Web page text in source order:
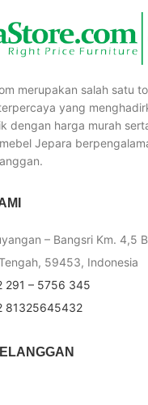
merupakan salah satu
yang
dengan harga murah
Jepara
– Bangsri Km. 4,5
59453, Indonesia
291 – 5756 345
81325645432